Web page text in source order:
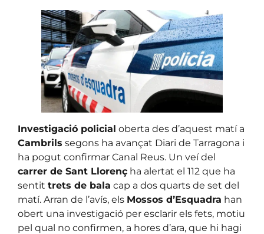
Investigació policial oberta des d’aquest matí a
Cambrils segons ha avançat Diari de Tarragona i
ha pogut confirmar Canal Reus. Un veí del
carrer de Sant Llorenç ha alertat el 112 que ha
sentit trets de bala cap a dos quarts de set del
matí. Arran de l’avís, els Mossos d’Esquadra han
obert una investigació per esclarir els fets, motiu
pel qual no confirmen, a hores d’ara, que hi hagi